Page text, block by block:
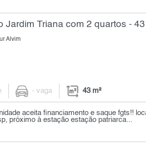
Jardim Triana com 2 quartos - 43
Alvim
- vaga 43 m²
aceita financiamento e saque fgts!!
próximo à estação estação patriarca...